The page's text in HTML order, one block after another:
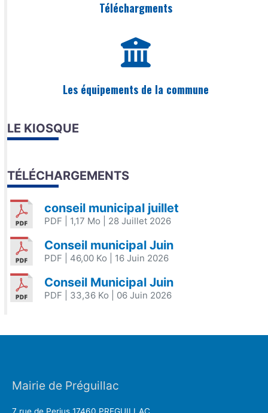
Téléchargments
Les équipements de la commune
LE KIOSQUE
TÉLÉCHARGEMENTS
conseil municipal juillet
PDF | 1,17 Mo | 28 Juillet 2026
Conseil municipal Juin
PDF | 46,00 Ko | 16 Juin 2026
Conseil Municipal Juin
PDF | 33,36 Ko | 06 Juin 2026
Mairie de Préguillac